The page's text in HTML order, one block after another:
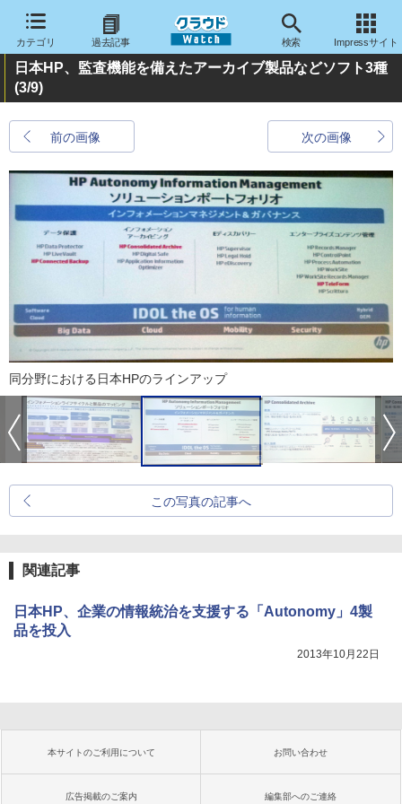
カテゴリ 過去記事 検索 Impressサイト
日本HP、監査機能を備えたアーカイブ製品などソフト3種
(3/9)
前の画像 次の画像
同分野における日本HPのラインアップ
この写真の記事へ
関連記事
日本HP、企業の情報統治を支援する「Autonomy」4製
品を投入
2013年10月22日
本サイトのご利用について お問い合わせ
広告掲載のご案内 編集部へのご連絡